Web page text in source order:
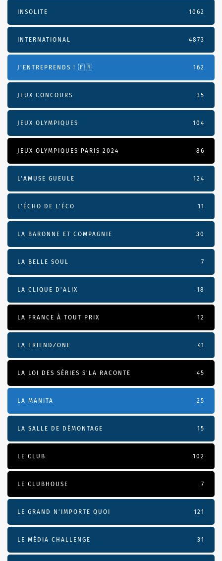
INSOLITE 1062
INTERNATIONAL 4873
J'ENTREPRENDS ! 🇫🇷 162
JEUX CONCOURS 35
JEUX OLYMPIQUES 104
JEUX OLYMPIQUES PARIS 2024 86
L'AMUSE GUEULE 124
L’ÉCHO DE L’ÉCO 11
LA BARONNE ET COMPAGNIE 30
LA BELLE SOUL 7
LA CLIQUE D'ALIX 18
LA FRANCE À TOUT PRIX 12
LA FRIENDZONE 41
LA LOI DES SÉRIES S'LA RACONTE 45
LA MANITA 25
LA SALLE DE DÉMONTAGE 15
LE CLUB 102
LE CLUBHOUSE 7
LE GRAND N’IMPORTE QUOI 121
LE MÉDIA CHALLENGE 31